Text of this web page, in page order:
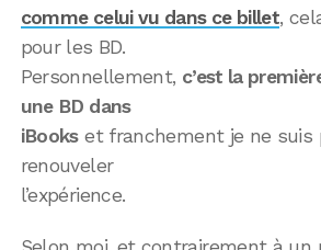
comme celui vu dans ce billet,
pour les BD.
Personnellement, c’est la
une BD dans
iBookset franchement je ne suis
renouveler
l’expérience.